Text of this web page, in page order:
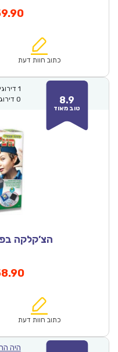
₪86.00.
המחיר
הוא:
כתוב חוות דעת
8.9
טוב מאוד
1 דירוגי
0
הצ’קלקה
₪84.00.
המחיר
הוא:
כתוב חוות דעת
היה